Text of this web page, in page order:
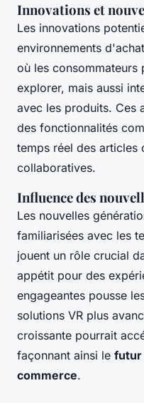
Innovations et
Les innovations
environnements
où les consommateurs
explorer, mais aussi
avec les produits. Ces
des fonctionnalités
temps réel des articles
collaboratives.
Influence des
Les nouvelles
familiarisées avec les
jouent un rôle crucial
appétit pour des
engageantes pousse
solutions VR plus
croissante pourrait
façonnant ainsi le futur
commerce.